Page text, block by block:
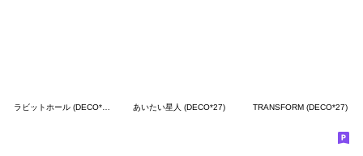
あいたい星人 (DECO*27) TRANSFORM (DECO*27)